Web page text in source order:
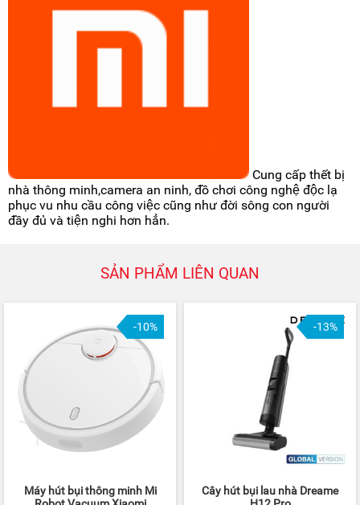
Cung cấp thết bị
nhà thông minh,camera an ninh, đồ chơi công nghệ độc lạ
phục vu nhu cầu công việc cũng như đời sông con người
đầy đủ và tiện nghi hơn hẳn.
SẢN PHẨM LIÊN QUAN
-10%
Máy hút bụi thông minh Mi
-13%
Cây hút bụi lau nhà Dreame